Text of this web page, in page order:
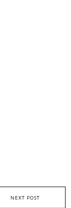
NEXT POST